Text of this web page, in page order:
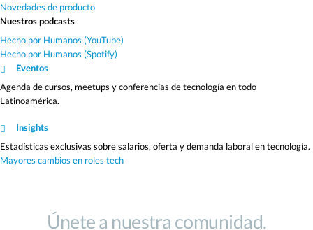
Novedades de producto
Nuestros podcasts
Hecho por Humanos (YouTube)
Hecho por Humanos (Spotify)
Eventos
Agenda de cursos, meetups y conferencias de tecnología en todo
Latinoamérica.
Insights
Estadísticas exclusivas sobre salarios, oferta y demanda laboral en tecnología.
Mayores cambios en roles tech
Únete a nuestra comunidad.